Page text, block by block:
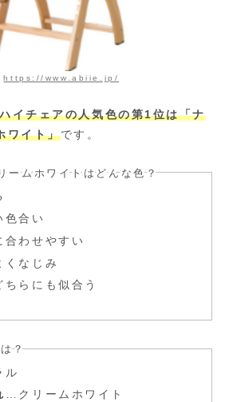
https://www.abiie.jp/
イチェアの人気色の第1位は「ナ
ワイト」です。
ームホワイトはどんな色？
色合い
合わせやすい
くなじみ
らにも似合う
？
ル
…クリームホワイト